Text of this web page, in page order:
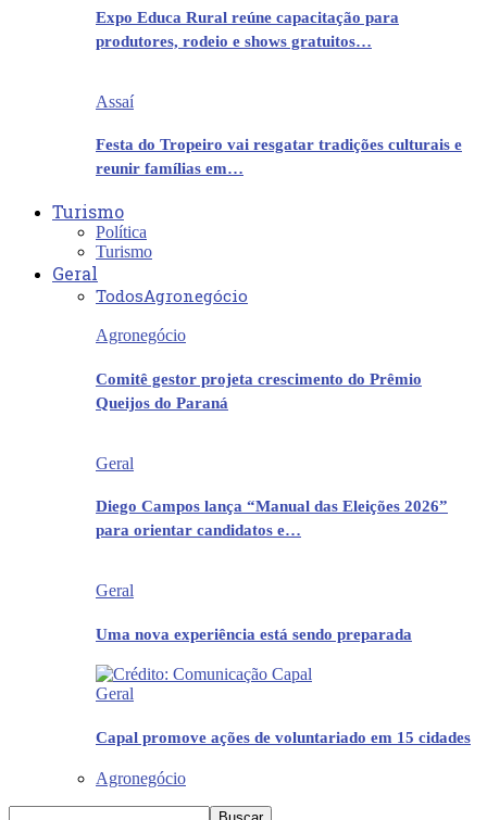
Expo Educa Rural reúne capacitação para
produtores, rodeio e shows gratuitos…
Assaí
Festa do Tropeiro vai resgatar tradições culturais e
reunir famílias em…
Turismo
Política
Turismo
Geral
TodosAgronegócio
Agronegócio
Comitê gestor projeta crescimento do Prêmio
Queijos do Paraná
Geral
Diego Campos lança “Manual das Eleições 2026”
para orientar candidatos e…
Geral
Uma nova experiência está sendo preparada
Geral
Capal promove ações de voluntariado em 15 cidades
Agronegócio